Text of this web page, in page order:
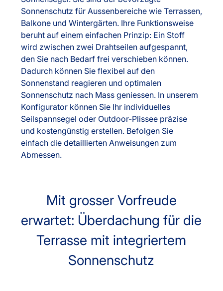
Sonnenschutz für Aussenbereiche wie Terrassen,
Balkone und Wintergärten. Ihre Funktionsweise
beruht auf einem einfachen Prinzip: Ein Stoff
wird zwischen zwei Drahtseilen aufgespannt,
den Sie nach Bedarf frei verschieben können.
Dadurch können Sie flexibel auf den
Sonnenstand reagieren und optimalen
Sonnenschutz nach Mass geniessen. In unserem
Konfigurator können Sie Ihr individuelles
Seilspannsegel oder Outdoor-Plissee präzise
und kostengünstig erstellen. Befolgen Sie
einfach die detaillierten Anweisungen zum
Abmessen.
Mit grosser Vorfreude
erwartet: Überdachung für die
Terrasse mit integriertem
Sonnenschutz